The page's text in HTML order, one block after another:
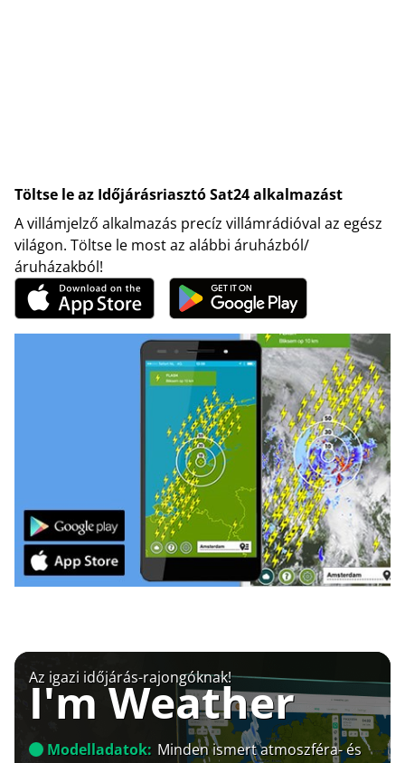
Töltse le az Időjárásriasztó Sat24 alkalmazást
A villámjelző alkalmazás precíz villámrádióval az egész
világon. Töltse le most az alábbi áruházból/
áruházakból!
Az igazi időjárás-rajongóknak!
I'm Weather
Modelladatok: Minden ismert atmoszféra- és